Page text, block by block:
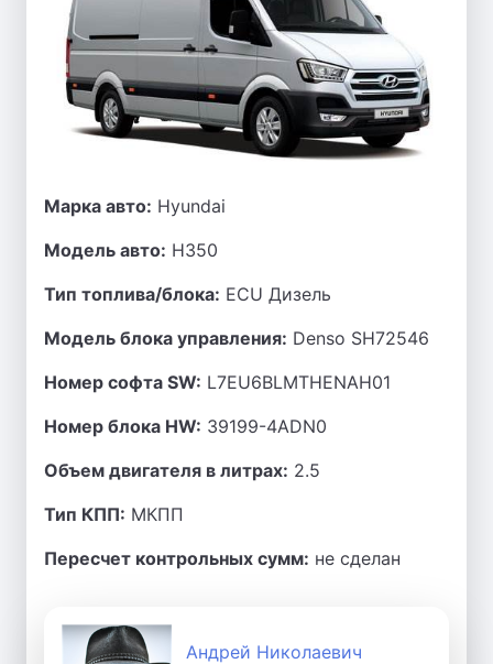
Марка авто: Hyundai
Модель авто: H350
Тип топлива/блока: ECU Дизель
Модель блока управления: Denso SH72546
Номер софта SW: L7EU6BLMTHENAH01
Номер блока HW: 39199-4ADN0
Объем двигателя в литрах: 2.5
Тип КПП: МКПП
Пересчет контрольных сумм: не сделан
Андрей Николаевич